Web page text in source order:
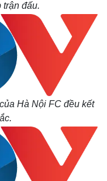
trận đấu.
Hà Nội FC đều kết